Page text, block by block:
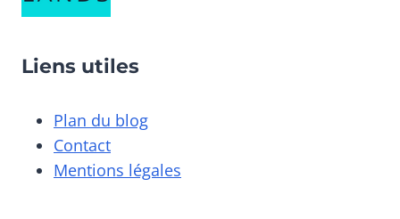
Liens utiles
Plan du blog
Contact
Mentions légales